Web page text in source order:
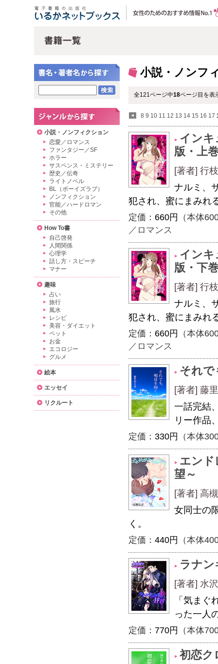
小説・ノンフ
全121ページ中18ページ目を表
8 9 10 11 12 13 14 15 16 17
インキ
版・上
[著者] 行
ナルミ、
犯され、蜜にまみ
定価： 660円
（本体
／ロマンス
インキ
版・下
[著者] 行
ナルミ、
犯され、蜜にまみ
定価： 660円
（本体
／ロマンス
それで
[著者] 藤
一話完結
リー作品
定価： 330円 （本体
エンド
望～
[著者] 高
女同士の
く。
定価： 440円 （本体
ラナン
[著者] 水
「気ま
った一人
定価： 770円 （本体
初恋ク
小説・ノンフィクション
恋愛／ロマンス
ファンタジー／SF
ホラー
サスペンス・ミステリー
歴史／伝奇
ライトノベル
BL（ボーイズラブ）
ノンフィクション
官能／ハードロマン
その他
How To書
自己啓発
人間関係
心理学
話し方・スピーチ
マナー
趣味
占い
旅行
風水
レシピ
美容・ダイエット
ペット
お金
エコロジー
グルメ
絵本
エッセイ
リクルート